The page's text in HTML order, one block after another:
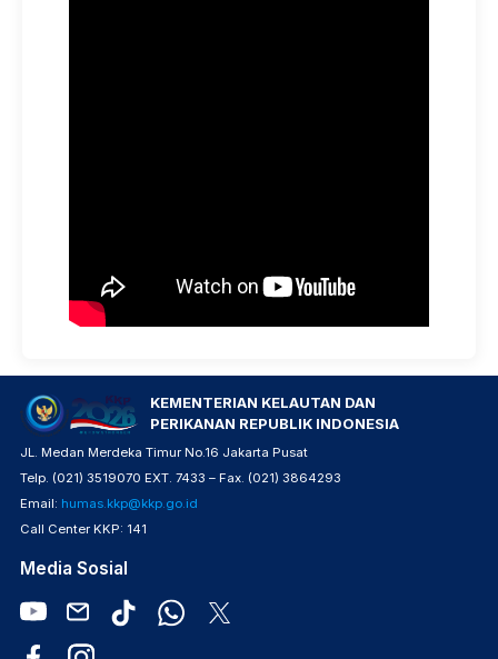
KEMENTERIAN KELAUTAN DAN
PERIKANAN REPUBLIK INDONESIA
JL. Medan Merdeka Timur No.16 Jakarta Pusat
Telp. (021) 3519070 EXT. 7433 – Fax. (021) 3864293
Email: humas.kkp@kkp.go.id
Call Center KKP: 141
Media Sosial